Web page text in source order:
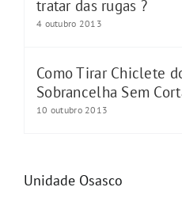
tratar das rugas ?
4 outubro 2013
Como Tirar Chiclete
Sobrancelha Sem
10 outubro 2013
Unidade Osasco